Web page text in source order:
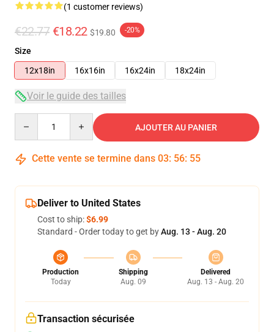
(1 customer reviews)
€22.77 €18.22 $19.80 -20%
Size
12x18in
16x16in 16x24in 18x24in
Voir le guide des tailles
AJOUTER AU PANIER
Cette vente se termine dans 03: 56: 54
Deliver to United States
Cost to ship:$6.99
Standard - Order today to get byAug. 13 - Aug. 20
Production
Today
Shipping
Aug. 09
Delivered
Aug. 13 - Aug. 20
Transaction sécurisée